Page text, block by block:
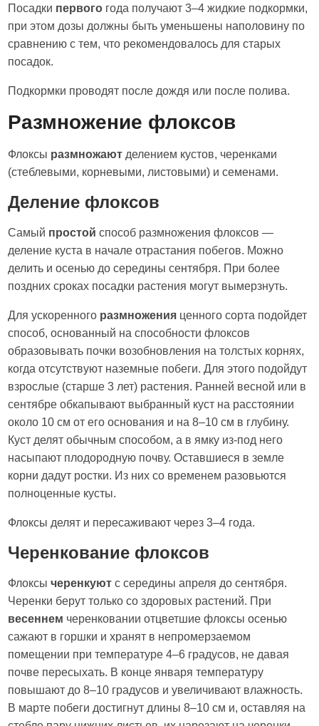
Посадки первого года получают 3–4 жидкие подкормки,
при этом дозы должны быть уменьшены наполовину по
сравнению с тем, что рекомендовалось для старых
посадок.
Подкормки проводят после дождя или после полива.
Размножение флоксов
Флоксы размножают делением кустов, черенками
(стеблевыми, корневыми, листовыми) и семенами.
Деление флоксов
Самый простойспособ размножения флоксов —
деление куста в начале отрастания побегов. Можно
делить и осенью до середины сентября. При более
поздних сроках посадки растения могут вымерзнуть.
Для ускоренного размножения ценного сорта подойдет
способ, основанный на способности флоксов
образовывать почки возобновления на толстых корнях,
когда отсутствуют наземные побеги. Для этого подойдут
взрослые (старше 3 лет) растения. Ранней весной или в
сентябре обкапывают выбранный куст на расстоянии
около 10 см от его основания и на 8–10 см в глубину.
Куст делят обычным способом, а в ямку из-под него
насыпают плодородную почву. Оставшиеся в земле
корни дадут ростки. Из них со временем разовьются
полноценные кусты.
Флоксы делят и пересаживают через 3–4 года.
Черенкование флоксов
Флоксычеренкуютс середины апреля до сентября.
Черенки берут только со здоровых растений. При
весеннем черенковании отцветшие флоксы осенью
сажают в горшки и хранят в непромерзаемом
помещении при температуре 4–6 градусов, не давая
почве пересыхать. В конце января температуру
повышают до 8–10 градусов и увеличивают влажность.
В марте побеги достигнут длины 8–10 см и, оставляя на